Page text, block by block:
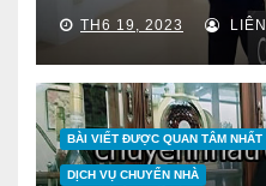
TH6 19, 2023 LIÊN
BÀI VIẾT ĐƯỢC QUAN TÂM NHẤT
DỊCH VỤ CHUYỂN NHÀ